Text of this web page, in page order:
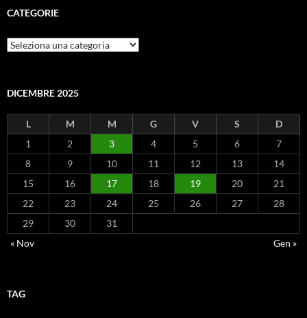
CATEGORIE
Categorie
DICEMBRE 2025
L M M G V S
D
1
2 3 4 5 6
7
8
9 10 11 12 13
14
15
16 17 18 19 20
21
22
23 24 25 26 27
28
29
30
31
« Nov
Gen »
TAG